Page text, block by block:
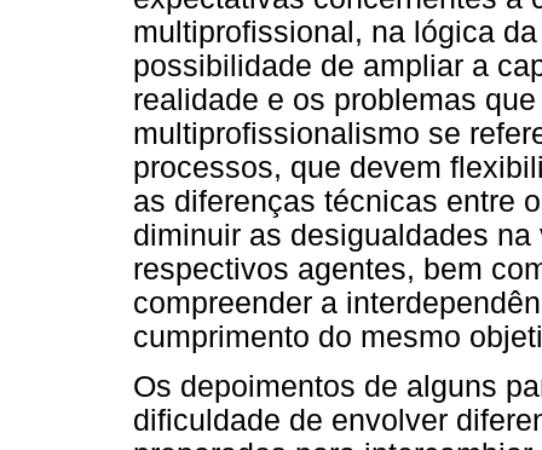
multiprofissional, na lógica
possibilidade de ampliar a
realidade e os problemas
multiprofissionalismo se
processos, que devem
as diferenças técnicas entre
diminuir as desigualdades
respectivos agentes, bem
compreender a
cumprimento do mesmo
Os depoimentos de alguns
dificuldade de envolver